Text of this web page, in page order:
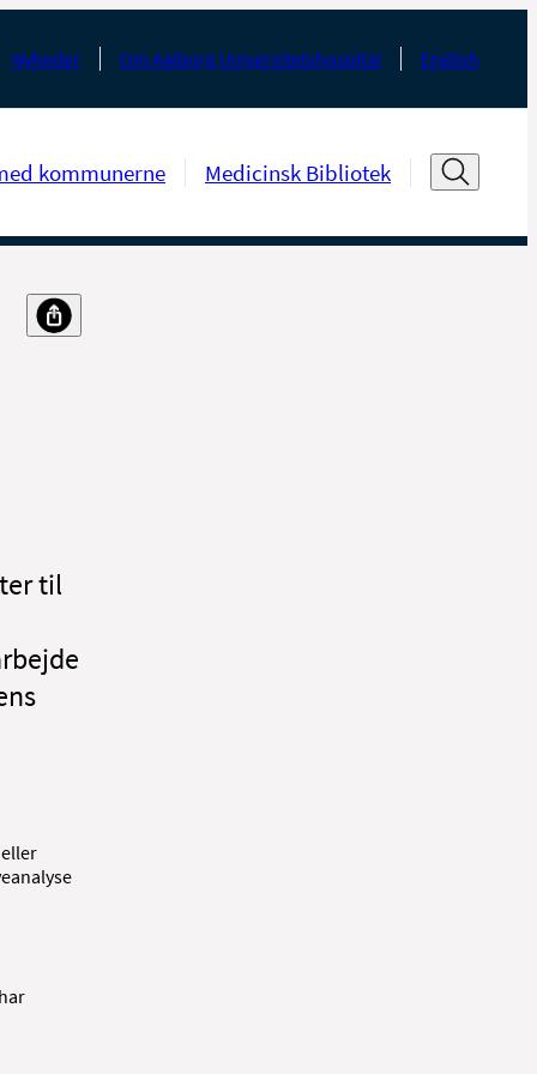
Nyheder Om Aalborg Universitetshospital English
kommunerne Medicinsk Bibliotek
til